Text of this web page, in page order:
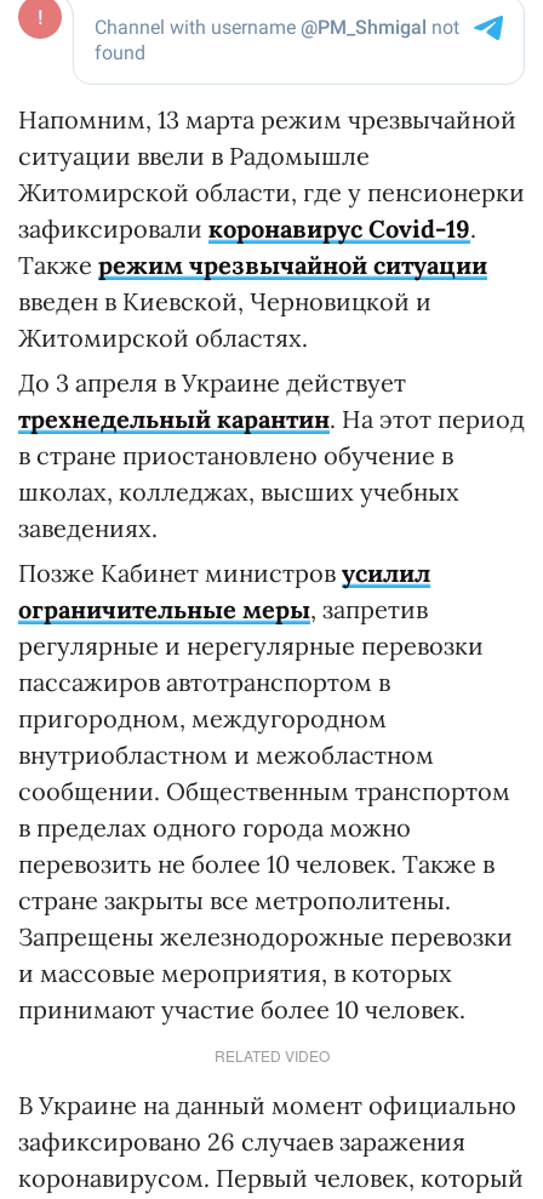
Напомним, 13 марта режим чрезвычайной
ситуации ввели в Радомышле
Житомирской области, где у пенсионерки
зафиксировали коронавирус Covid-19.
Также режим чрезвычайной ситуации
введен в Киевской, Черновицкой и
Житомирской областях.
До 3 апреля в Украине действует
трехнедельный карантин. На этот период
в стране приостановлено обучение в
школах, колледжах, высших учебных
заведениях.
Позже Кабинет министров усилил
ограничительные меры, запретив
регулярные и нерегулярные перевозки
пассажиров автотранспортом в
пригородном, междугородном
внутриобластном и межобластном
сообщении. Общественным транспортом
в пределах одного города можно
перевозить не более 10 человек. Также в
стране закрыты все метрополитены.
Запрещены железнодорожные перевозки
и массовые мероприятия, в которых
принимают участие более 10 человек.
RELATED VIDEO
В Украине на данный момент официально
зафиксировано 26 случаев заражения
коронавирусом. Первый человек, который